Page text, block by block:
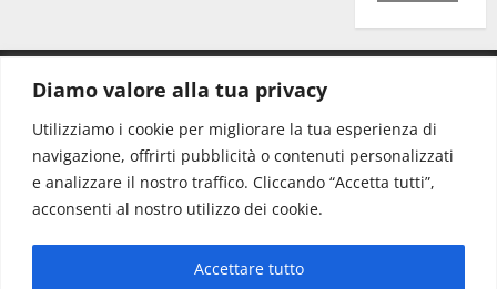
Diamo valore alla tua privacy
Utilizziamo i cookie per migliorare la tua esperienza di
navigazione, offrirti pubblicità o contenuti personalizzati
e analizzare il nostro traffico. Cliccando “Accetta tutti”,
acconsenti al nostro utilizzo dei cookie.
Accettare tutto
Redazione: redazione@www.martinasera.it
Direttore:direttore@www.martinasera.it
Info & Commerciale:info@www.martinasera.it